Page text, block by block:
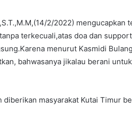
2/2022) mengucapkan
terkecuali,atas doa dan
menurut Kasmidi
bahwasanya jikalau berani
masyarakat Kutai Timur